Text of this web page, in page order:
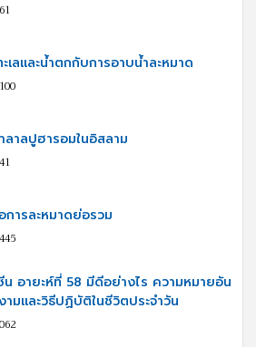
ะเลและน้ำตกกับการอาบน้ำละหมาด
ลาลปูฮารอมในอิสลาม
การละหมาดย่อรวม
น อายะห์ที่ 58 มีดีอย่างไร ความหมายอัน
ามและวิธีปฏิบัติในชีวิตประจำวัน